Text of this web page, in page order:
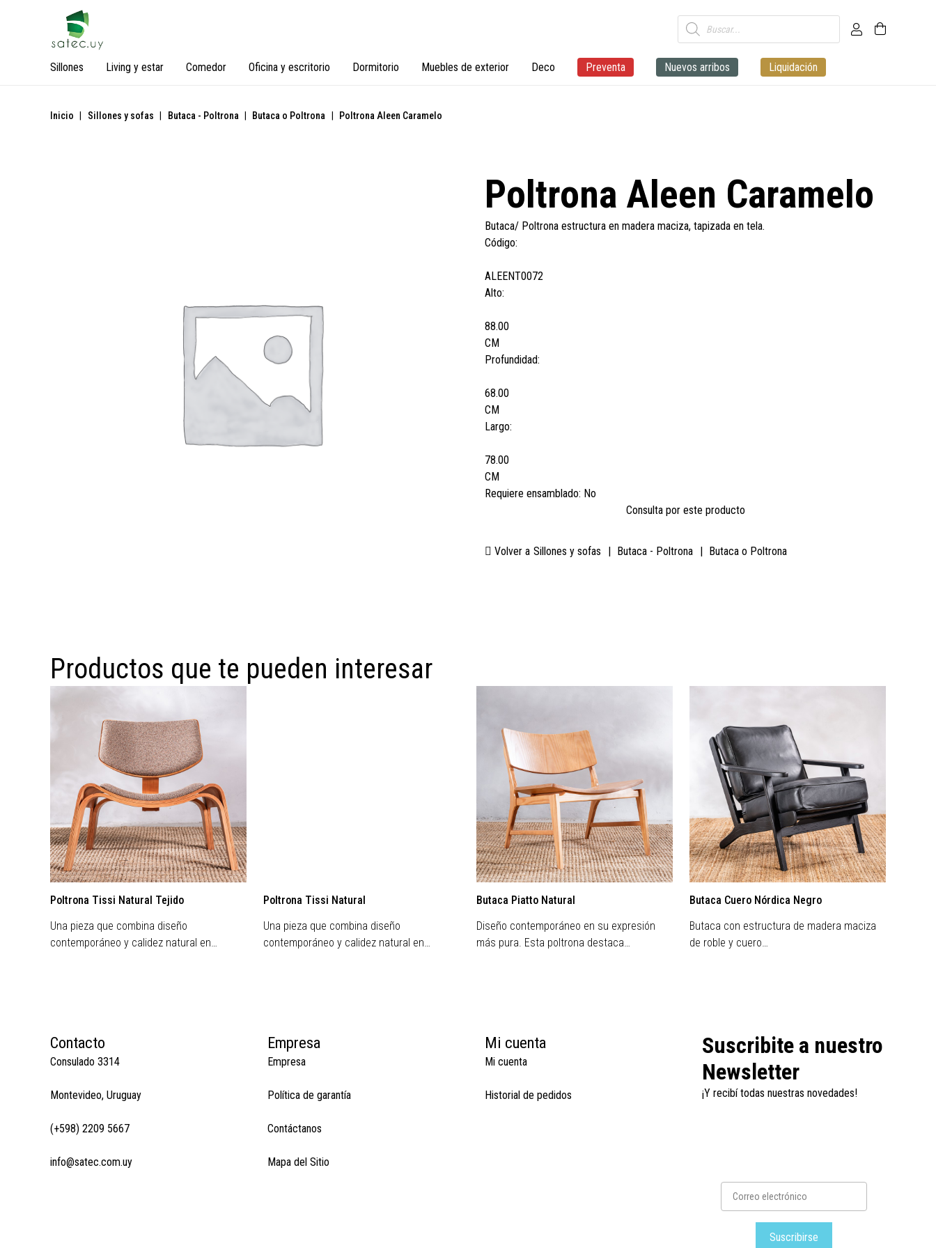
Búsqueda
de
productos
Sillones
Living y estar Comedor Oficina y escritorio Dormitorio Muebles de exterior Deco Preventa Nuevos arribos Liquidación
Inicio Sillones y sofas Butaca - Poltrona Butaca o Poltrona Poltrona Aleen Caramelo
Poltrona Aleen Caramelo
Butaca/ Poltrona estructura en madera maciza, tapizada en tela.
Código:
ALEENT0072
Alto:
88.00
CM
Profundidad:
68.00
CM
Largo:
78.00
CM
Requiere ensamblado: No
Consulta por este producto
Volver a Sillones y sofas | Butaca - Poltrona | Butaca o Poltrona
Productos que te pueden interesar
Poltrona Tissi Natural Tejido
Una pieza que combina diseño
contemporáneo y calidez natural en…
Poltrona Tissi Natural
Una pieza que combina diseño
contemporáneo y calidez natural en…
Butaca Piatto Natural
Diseño contemporáneo en su expresión
más pura. Esta poltrona destaca…
Butaca Cuero Nórdica Negro
Butaca con estructura de madera maciza
de roble y cuero…
Contacto
Consulado 3314
Montevideo, Uruguay
(+598) 2209 5667
info@satec.com.uy
Empresa
Empresa
Política de garantía
Contáctanos
Mapa del Sitio
Mi cuenta
Mi cuenta
Historial de pedidos
Suscribite a nuestro
Newsletter
¡Y recibí todas nuestras novedades!
Suscribirse